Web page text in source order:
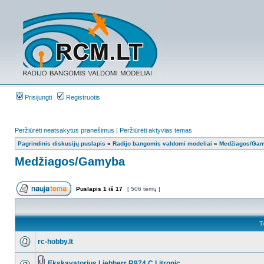
Prisijungti Registruotis
Peržiūrėti neatsakytus pranešimus | Peržiūrėti aktyvias temas
Pagrindinis diskusijų puslapis » Radijo bangomis valdomi modeliai » Medžiagos/
Medžiagos/Gamyba
Puslapis 1 iš 17 [ 506 temų ]
rc-hobby.lt